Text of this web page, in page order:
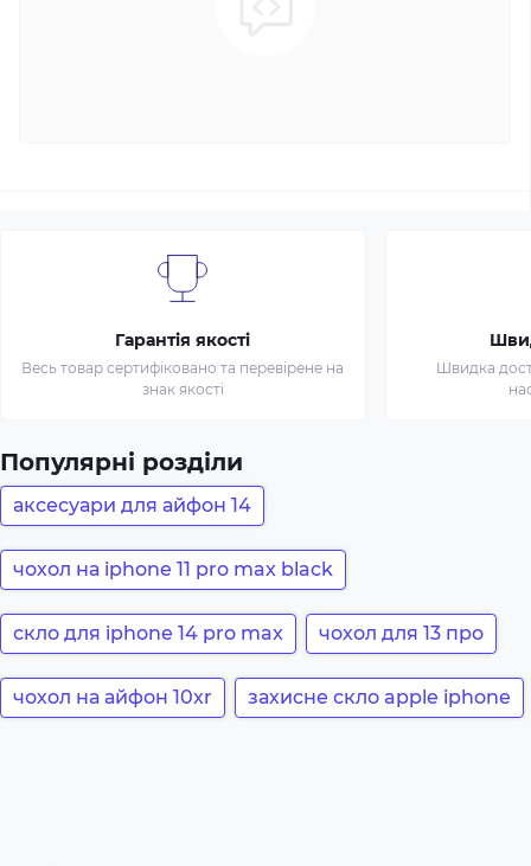
Гарантія якості
Весь товар сертифіковано та перевірене на
знак якості
Швидка
Популярні розділи
аксесуари для айфон 14
чохол на iphone 11 pro max black
скло для iphone 14 pro max чохол для 13 про
чохол на айфон 10xr захисне скло apple iphone